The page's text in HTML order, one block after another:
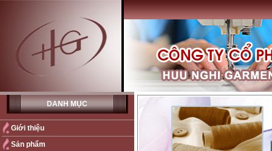
DANH MỤC
Giới thiệu
Sản phẩm